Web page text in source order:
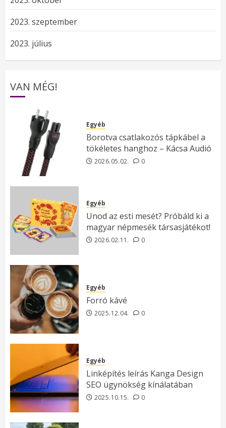
2023. szeptember
2023. július
VAN MÉG!
Egyéb
Borotva csatlakozós tápkábel a
tökéletes hanghoz – Kácsa Audió
2026.05.02. 0
Egyéb
Unod az esti mesét? Próbáld ki a
magyar népmesék társasjátékot!
2026.02.11. 0
Egyéb
Forró kávé
2025.12.04. 0
Egyéb
Linképítés leírás Kanga Design
SEO ügynökség kínálatában
2025.10.15. 0